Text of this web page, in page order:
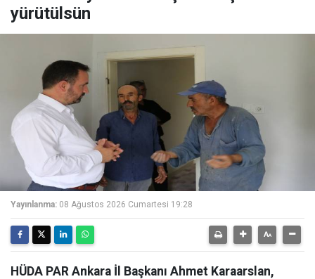
yürütülsün
Yayınlanma: 08 Ağustos 2026 Cumartesi 19:28
HÜDA PAR Ankara İl Başkanı Ahmet Karaarslan,